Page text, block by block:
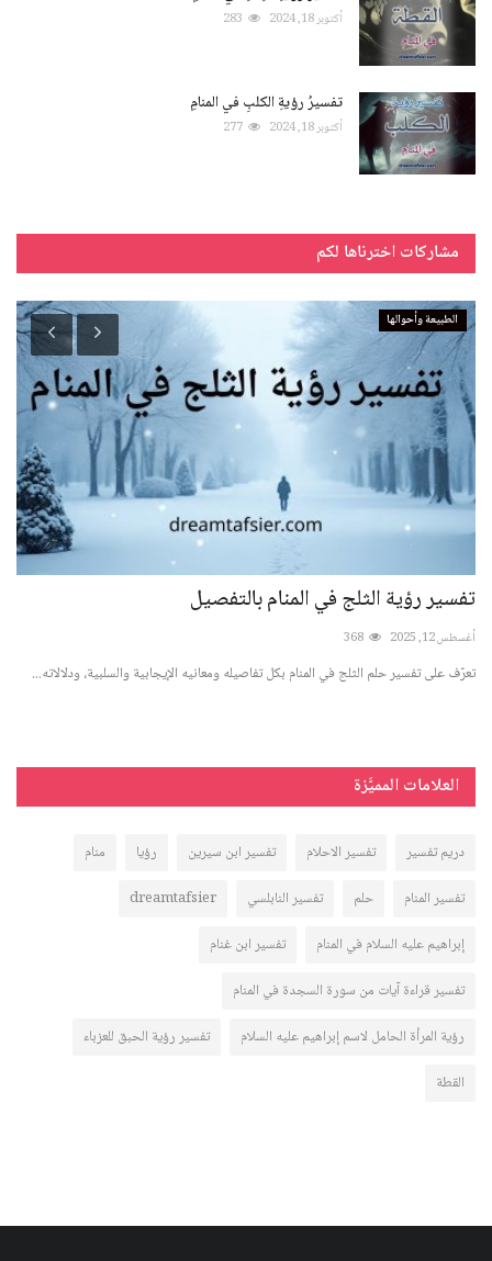
أكتوبر 18, 2024 283
تفسيرُ رؤيةِ الكلبِ في المنامِ
أكتوبر 18, 2024 277
مشاركات اخترناها لكم
الطبيعة وأحوالها
تفسير رؤية الثلج في المنام بالتفصيل
أغسطس 12, 2025 368
تعرّف على تفسير حلم الثلج في المنام بكل تفاصيله ومعانيه الإيجابية والسلبية، ودلالاته...
العلامات المميَّزة
دريم تفسير تفسير الاحلام تفسير ابن سيرين رؤيا
منام
تفسير المنام
حلم تفسير النابلسي
dreamtafsier
إبراهيم عليه السلام في المنام
تفسير ابن غنام
تفسير قراءة آيات من سورة السجدة في المنام
رؤية المرأة الحامل لاسم إبراهيم عليه السلام
تفسير رؤية الحبق للعزباء
القطة